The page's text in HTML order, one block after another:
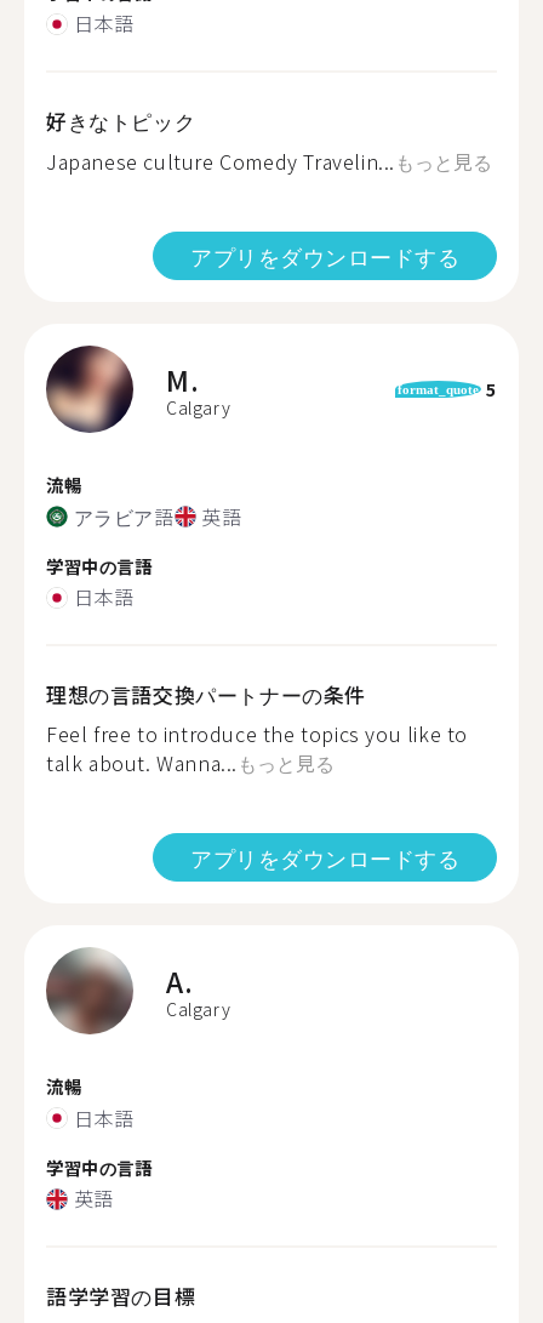
日本語
好きなトピック
Japanese culture Comedy Travelin... もっと見る
アプリをダウンロードする
M.
Calgary
format_quote 5
流暢
アラビア語 英語
学習中の言語
日本語
理想の言語交換パートナーの条件
Feel free to introduce the topics you like to
talk about. Wanna... もっと見る
アプリをダウンロードする
A.
Calgary
流暢
日本語
学習中の言語
英語
語学学習の目標